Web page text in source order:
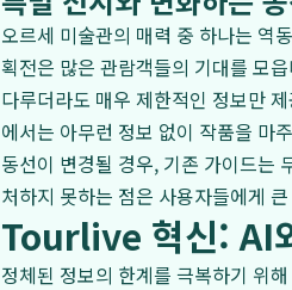
오르세 미술관의 매력 중 하나는 역
획전은 많은 관람객들의 기대를 모
다루더라도 매우 제한적인 정보만
에서는 아무런 정보 없이 작품을 마
동선이 변경될 경우, 기존 가이드는
처하지 못하는 점은 사용자들에게
Tourlive 혁신: AI
정체된 정보의 한계를 극복하기 위